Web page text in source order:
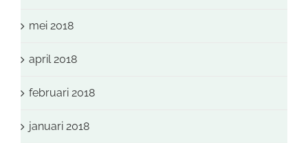
mei 2018
april 2018
februari 2018
januari 2018